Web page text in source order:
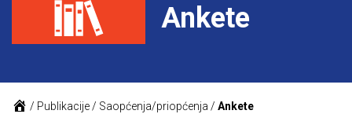
Ankete
/ Publikacije/ Saopćenja/priopćenja / Ankete